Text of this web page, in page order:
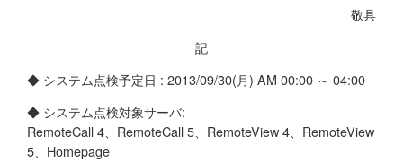
敬具
記
◆ システム点検予定日 : 2013/09/30(月) AM 00:00 ～ 04:00
◆ システム点検対象サーバ:
RemoteCall 4、RemoteCall 5、RemoteView 4、RemoteView
5、Homepage